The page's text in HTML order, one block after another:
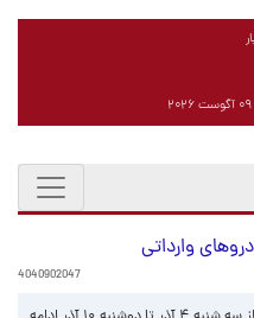
وارداتی
4040902047